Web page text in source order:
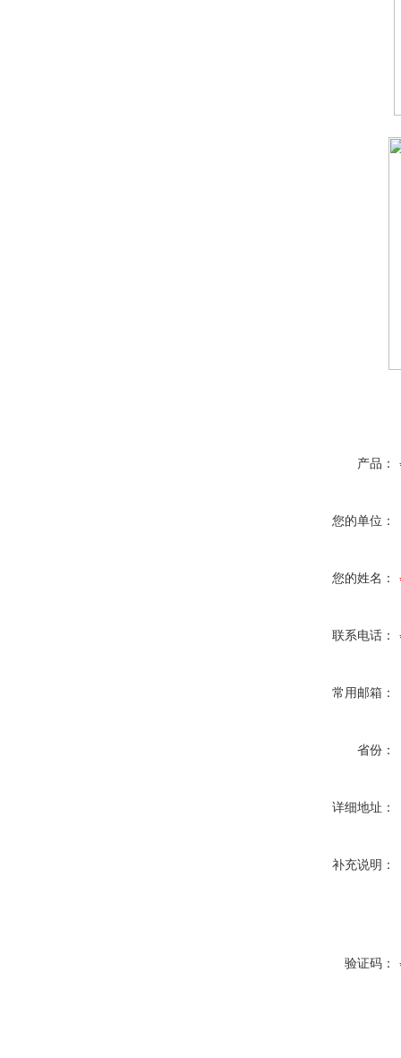
产品：
您的单位：
您的姓名：
联系电话：
常用邮箱：
省份：
详细地址：
补充说明：
验证码：